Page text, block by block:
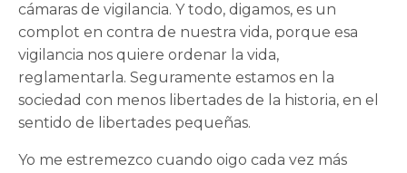
cámaras de vigilancia. Y todo, digamos, es un
complot en contra de nuestra vida, porque esa
vigilancia nos quiere ordenar la vida,
reglamentarla. Seguramente estamos en la
sociedad con menos libertades de la historia, en el
sentido de libertades pequeñas.
Yo me estremezco cuando oigo cada vez más